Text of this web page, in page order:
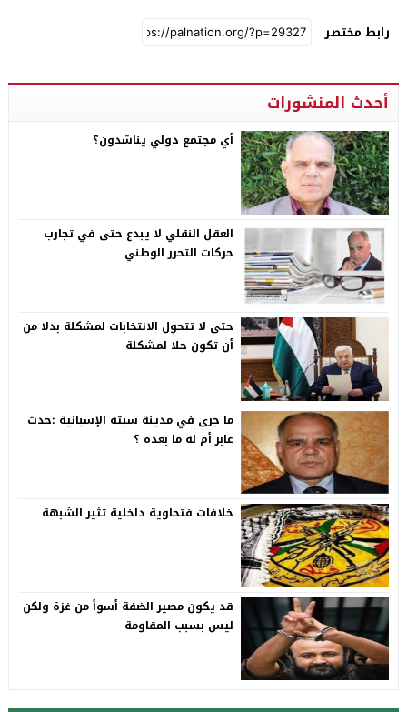
رابط مختصر
أحدث المنشورات
أي مجتمع دولي يناشدون؟
العقل النقلي لا يبدع حتى في تجارب
حركات التحرر الوطني
حتى لا تتحول الانتخابات لمشكلة بدلا من
أن تكون حلا لمشكلة
ما جرى في مدينة سبته الإسبانية :حدث
عابر أم له ما بعده ؟
خلافات فتحاوية داخلية تثير الشبهة
قد يكون مصير الضفة أسوأ من غزة ولكن
ليس بسبب المقاومة